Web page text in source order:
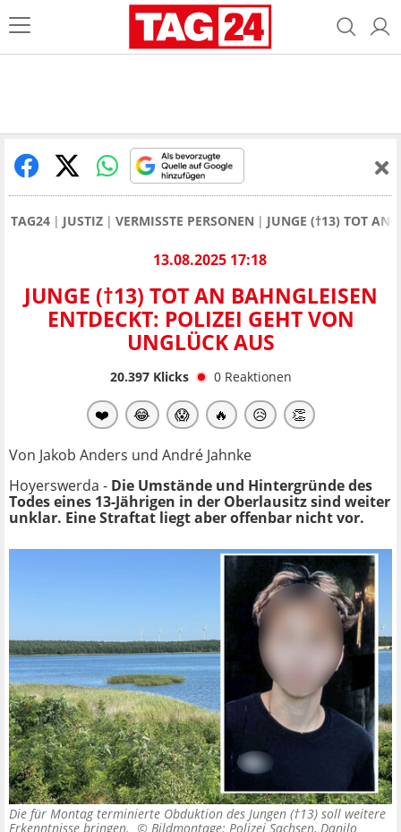
TAG24 JUSTIZ VERMISSTE PERSONEN JUNGE (†13) TOT AN
13.08.2025 17:18
JUNGE (†13) TOT AN BAHNGLEISEN
ENTDECKT: POLIZEI GEHT VON
UNGLÜCK AUS
20.397Klicks 0 Reaktionen
❤️ 😂 😱 🔥 😥 👏
Von Jakob Anders und André Jahnke
Hoyerswerda - Die Umstände und Hintergründe des
Todes eines 13-Jährigen in der Oberlausitz sind weiter
unklar. Eine Straftat liegt aber offenbar nicht vor.
Die für Montag terminierte Obduktion des Jungen (†13) soll weitere
Erkenntnisse bringen. © Bildmontage: Polizei Sachsen, Danilo